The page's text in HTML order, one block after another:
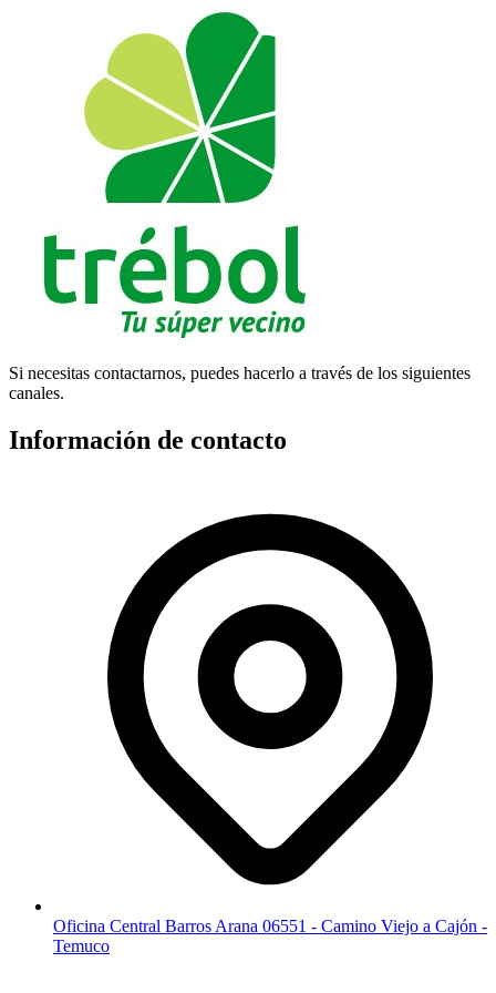
Si necesitas contactarnos, puedes hacerlo a través de los siguientes
canales.
Información de contacto
Oficina Central Barros Arana 06551 - Camino Viejo a Cajón -
Temuco